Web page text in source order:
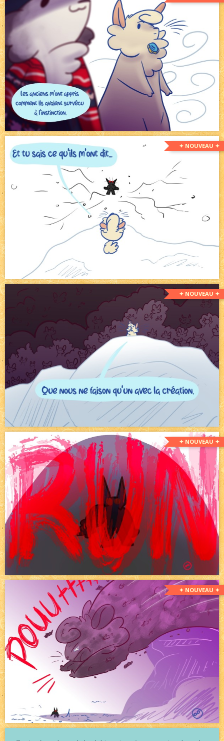
✦ NOUVEAU ✦
✦ NOUVEAU ✦
✦ NOUVEAU ✦
✦ NOUVEAU ✦